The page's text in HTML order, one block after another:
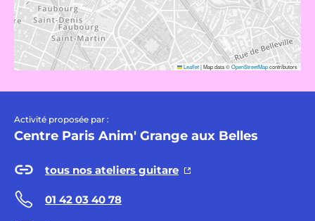
Leaflet|Map data ©OpenStreetMapcontributors
Activité proposée par :
Centre Paris Anim' Grange aux Belles
tous nos ateliers guitare
01 42 03 40 78